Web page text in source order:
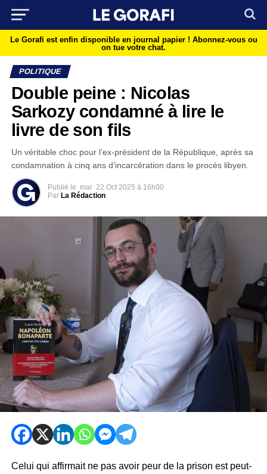
Le Gorafi est enfin disponible en journal papier ! Abonnez-vous ou
on tue votre chat.
POLITIQUE
Double peine : Nicolas
Sarkozy condamné à lire le
livre de son fils
Un véritable choc pour l’ex-président de la République, après sa
condamnation à cinq ans d’incarcération dans le procès libyen.
Publié le mar 22 Oct 2025 à 16h00
Par La Rédaction
Celui qui affirmait ne pas avoir peur de la prison est peut-